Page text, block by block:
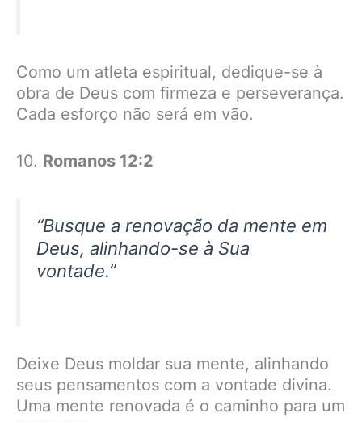
Como um atleta espiritual, dedique-se à
obra de Deus com firmeza e perseverança.
Cada esforço não será em vão.
10. Romanos 12:2
“Busque a renovação da mente em
Deus, alinhando-se à Sua
vontade.”
Deixe Deus moldar sua mente, alinhando
seus pensamentos com a vontade divina.
Uma mente renovada é o caminho para um